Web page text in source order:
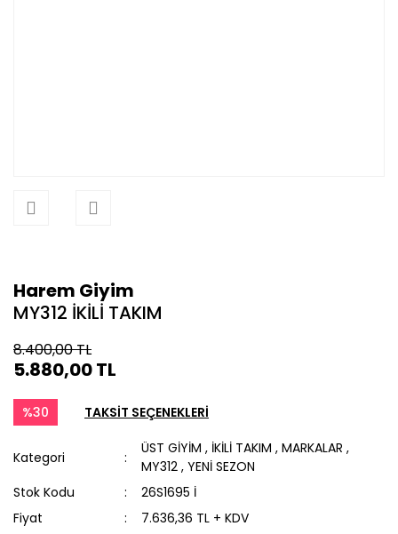
Harem Giyim
MY312 İKİLİ TAKIM
8.400,00 TL
5.880,00 TL
%30 TAKSİT SEÇENEKLERİ
Kategori
ÜST GİYİM , İKİLİ TAKIM ,MARKALAR ,
MY312,YENİ SEZON
Stok Kodu
26S1695 İ
Fiyat
7.636,36 TL + KDV